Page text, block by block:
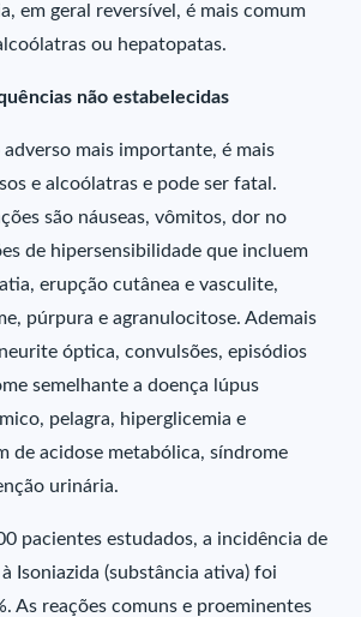
em geral reversível, é mais comum
ou hepatopatas.
não estabelecidas
mais importante, é mais
e alcoólatras e pode ser fatal.
são náuseas, vômitos, dor no
de hipersensibilidade que incluem
erupção cutânea e vasculite,
púrpura e agranulocitose. Ademais
óptica, convulsões, episódios
semelhante a doença lúpus
pelagra, hiperglicemia e
de acidose metabólica, síndrome
urinária.
pacientes estudados, a incidência de
Isoniazida (substância ativa) foi
As reações comuns e proeminentes